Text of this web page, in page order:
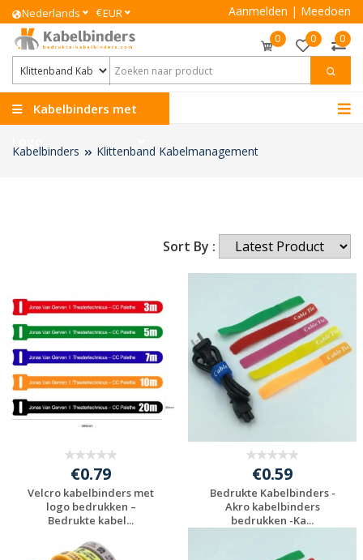
Nederlands €EUR Aanmelden | Meedoen
0 0 0
Kabelbinders met
Kabelbinders Klittenband Kabelmanagement
Sort By :
€0.79
Velcro kabelbinders met
logo bedrukken –
Bedrukte kabel...
Gratis offerte
€0.59
Bedrukte Kabelbinders -
Akro kabelbinders
bedrukken -Ka...